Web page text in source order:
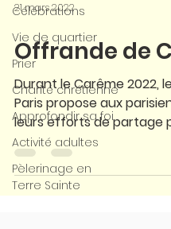
Célébrations
Vie de quartier
Prier
Charité chrétienne
Approfondir sa foi
Activité adultes
Pèlerinage en
Terre Sainte
21 mars 2022
Offrande de
Durant le Carême 2022,
Paris propose aux
leurs efforts de partage
différentes causes....